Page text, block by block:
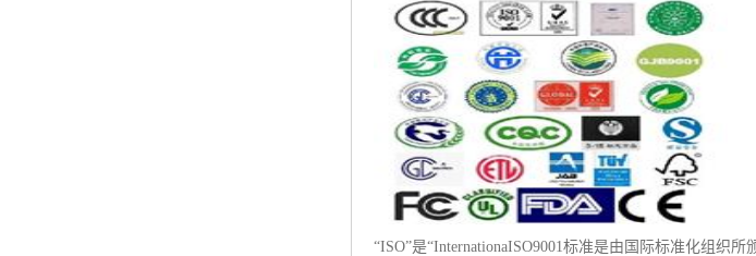
“ISO”是“InternationaISO9001标准是由国际标准化组织